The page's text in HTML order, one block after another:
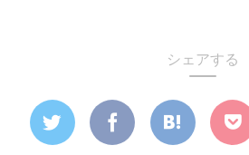
シェアする